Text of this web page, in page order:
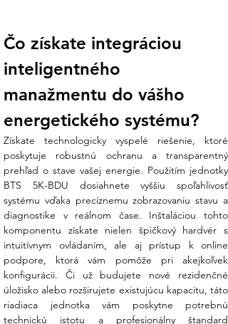
jedna BDU jednotka obslúžiť vo vašej
konfigurácii? Náš tím v Ensun vám
pomôže s návrhom kapacity a preverí
kompatibilitu s vaším meničom, aby ste
získali vyvážený a spoľahlivý systém.
Technické špecifikácie:
V Ensun staviame na certifikovanej
technológii SOFAR, ktorá patrí k lídrom v
inováciách pre solárnu energiu:
Parameter
Hodnota
Typ zariadenia Riadiaca jednotka batérie
(BDU)
Kompatibilita
Batériové moduly SOFAR
série BTS
Rozmery (Š x
V x H)
170 x 708 x 420 mm
Čo získate integráciou
inteligentného
manažmentu do vášho
energetického systému?
Získate technologicky vyspelé riešenie, ktoré
poskytuje robustnú ochranu a transparentný
prehľad o stave vašej energie. Použitím jednotky
BTS 5K-BDU dosiahnete vyššiu spoľahlivosť
systému vďaka precíznemu zobrazovaniu stavu a
diagnostike v reálnom čase. Inštaláciou tohto
komponentu získate nielen špičkový hardvér s
intuitívnym ovládaním, ale aj prístup k online
podpore, ktorá vám pomôže pri akejkoľvek
konfigurácii. Či už budujete nové rezidenčné
úložisko alebo rozširujete existujúcu kapacitu, táto
riadiaca jednotka vám poskytne potrebnú
technickú istotu a profesionálny štandard